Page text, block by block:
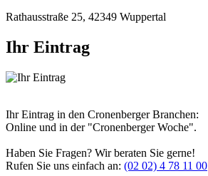
Rathausstraße 25, 42349 Wuppertal
Ihr Eintrag
Ihr Eintrag in den Cronenberger Branchen:
Online und in der "Cronenberger Woche".
Haben Sie Fragen? Wir beraten Sie gerne!
Rufen Sie uns einfach an: (02 02) 4 78 11 00